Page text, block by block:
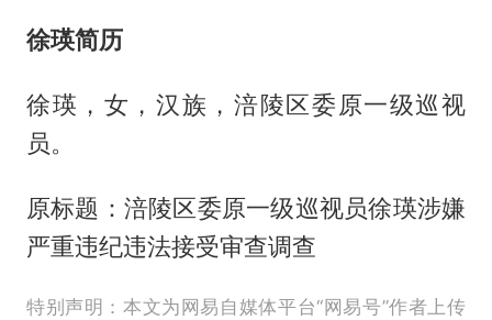
徐瑛简历
徐瑛，女，汉族，涪陵区委原一级巡视
员。
原标题：涪陵区委原一级巡视员徐瑛涉嫌
严重违纪违法接受审查调查
特别声明：本文为网易自媒体平台“网易号”作者上传